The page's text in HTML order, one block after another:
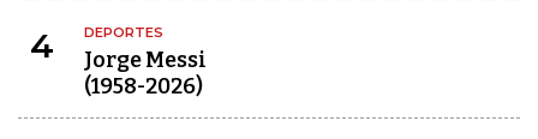
4 DEPORTES
Jorge Messi
(1958-2026)